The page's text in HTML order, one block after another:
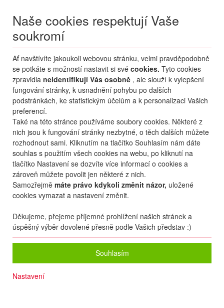
Naše cookies respektují Vaše
soukromí
Ať navštívíte jakoukoli webovou stránku, velmi pravděpodobně
se potkáte s možností nastavit si své cookies. Tyto cookies
zpravidla neidentifikují Vás osobně , ale slouží k vylepšení
fungování stránky, k usnadnění pohybu po dalších
podstránkách, ke statistickým účelům a k personalizaci Vašich
preferencí.
Také na této stránce používáme soubory cookies. Některé z
nich jsou k fungování stránky nezbytné, o těch dalších můžete
rozhodnout sami. Kliknutím na tlačítko Souhlasím nám dáte
souhlas s použitím všech cookies na webu, po kliknutí na
tlačítko Nastavení se dozvíte více informací o cookies a
zároveň můžete povolit jen některé z nich.
Samozřejmě máte právo kdykoli změnit názor, uložené
cookies vymazat a nastavení změnit.
Děkujeme, přejeme příjemné prohlížení našich stránek a
úspěšný výběr dovolené přesně podle Vašich představ :)
Souhlasím
Nastavení
Menu
MojePřihlášení
Destinace nerozhoduje
07.08.-...• 2 osoby
Od nejoblíbenějšího Od nejlevnějšího Od nejdražšího
Od nejbližšího termínu
Probíhá vyhledávání